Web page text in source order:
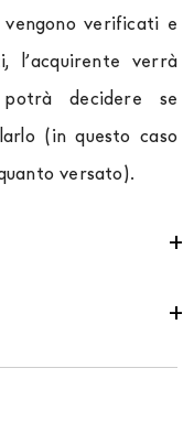
verificati e
l’acquirente verrà
decidere se
(in questo caso
versato).
Italia
, invece è